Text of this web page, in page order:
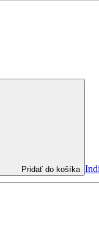
Pridať do košíka